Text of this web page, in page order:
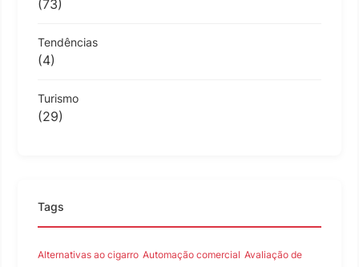
(73)
Tendências
(4)
Turismo
(29)
Tags
Alternativas ao cigarro Automação comercial Avaliação de